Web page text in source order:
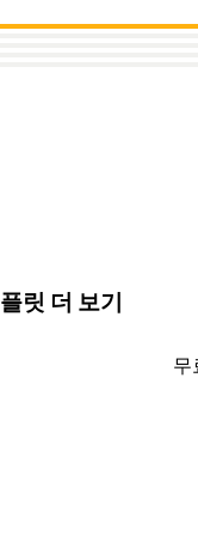
릿 더 보기
무